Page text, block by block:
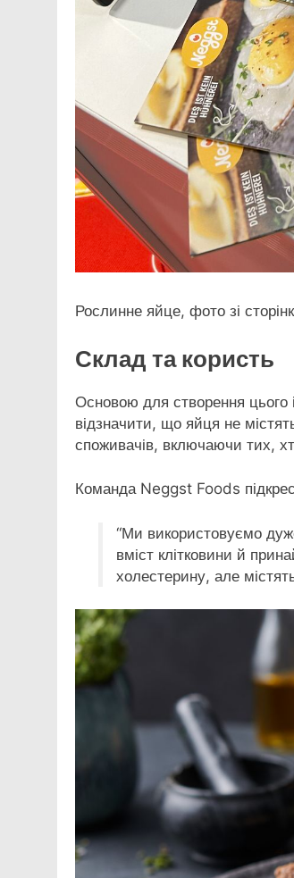
Рослинне яйце, фото зі
Склад та користь
Основою для створення цього
відзначити, що яйця не
споживачів, включаючи тих,
Команда Neggst Foods
“Ми використовуємо
вміст клітковини й
холестерину, але